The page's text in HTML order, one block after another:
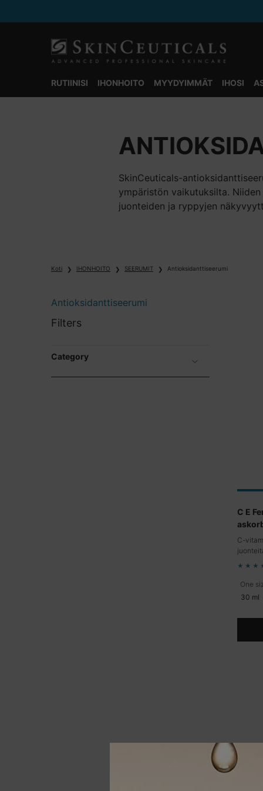
RUTIINISI IHONHOITO MYYDYIMMÄT IHOSI
SkinCeuticals-
ympäristön vaikutuksilta.
juonteiden ja ryppyjen
Koti IHONHOITO SEERUMIT Antioksidanttiseerumi
Antioksidanttiseerumi
Antioksidanttiseerumi
Filters
Category
C E
C-
One
30 ml